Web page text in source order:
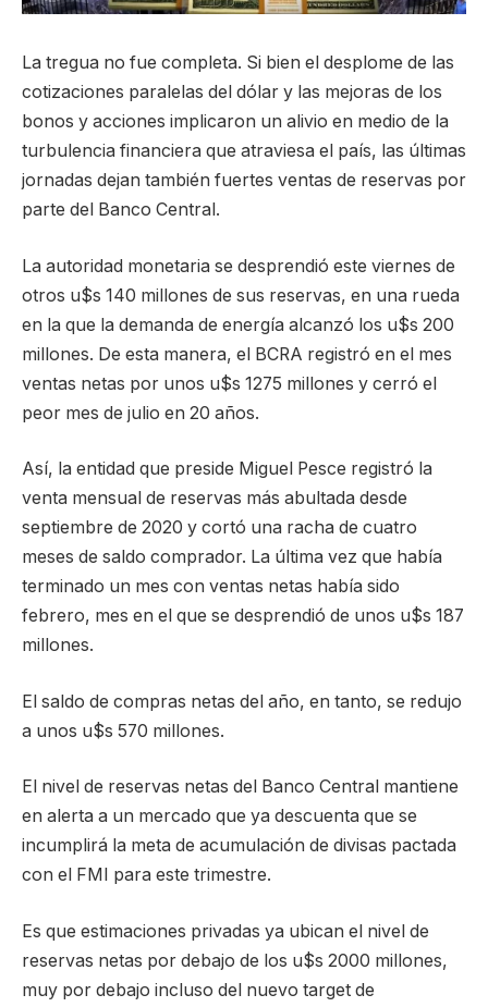
La tregua no fue completa. Si bien el desplome de las
cotizaciones paralelas del dólar y las mejoras de los
bonos y acciones implicaron un alivio en medio de la
turbulencia financiera que atraviesa el país, las últimas
jornadas dejan también fuertes ventas de reservas por
parte del Banco Central.
La autoridad monetaria se desprendió este viernes de
otros u$s 140 millones de sus reservas, en una rueda
en la que la demanda de energía alcanzó los u$s 200
millones. De esta manera, el BCRA registró en el mes
ventas netas por unos u$s 1275 millones y cerró el
peor mes de julio en 20 años.
Así, la entidad que preside Miguel Pesce registró la
venta mensual de reservas más abultada desde
septiembre de 2020 y cortó una racha de cuatro
meses de saldo comprador. La última vez que había
terminado un mes con ventas netas había sido
febrero, mes en el que se desprendió de unos u$s 187
millones.
El saldo de compras netas del año, en tanto, se redujo
a unos u$s 570 millones.
El nivel de reservas netas del Banco Central mantiene
en alerta a un mercado que ya descuenta que se
incumplirá la meta de acumulación de divisas pactada
con el FMI para este trimestre.
Es que estimaciones privadas ya ubican el nivel de
reservas netas por debajo de los u$s 2000 millones,
muy por debajo incluso del nuevo target de